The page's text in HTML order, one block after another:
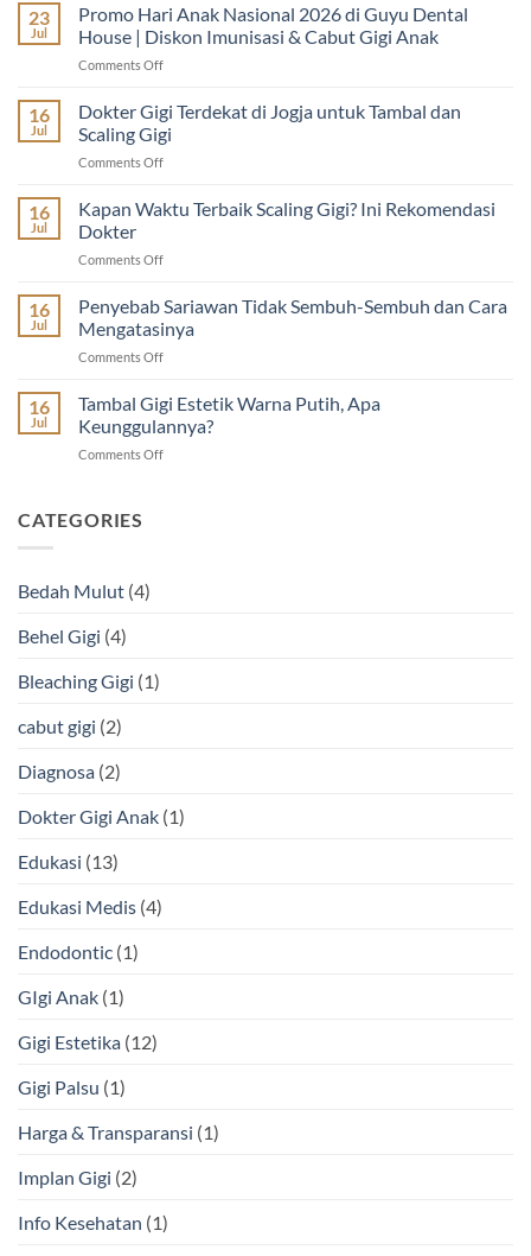
23
Jul
Promo Hari Anak Nasional 2026 di Guyu Dental
House | Diskon Imunisasi & Cabut Gigi Anak
Comments Offon
Hari
Anak
Nasional
2026
Guyu
Imunisasi
&
16
Jul
Dokter Gigi Terdekat di Jogja untuk Tambal dan
Scaling Gigi
Comments Offon
Gigi
Terdekat
Jogja
Tambal
dan
Scaling
16
Jul
Kapan Waktu Terbaik Scaling Gigi? Ini Rekomendasi
Dokter
Comments Offon
Waktu
Terbaik
Scaling
Gigi?
Rekomendasi
Dokter
16
Jul
Penyebab Sariawan Tidak Sembuh-Sembuh dan Cara
Mengatasinya
Comments Offon
Sariawan
Tidak
Sembuh-
Sembuh
16
Jul
Tambal Gigi Estetik Warna Putih, Apa
Keunggulannya?
Comments Offon
CATEGORIES
Bedah Mulut (4)
Behel Gigi (4)
Bleaching Gigi (1)
cabut gigi (2)
Diagnosa (2)
Dokter Gigi Anak (1)
Edukasi (13)
Edukasi Medis (4)
Endodontic (1)
GIgi Anak (1)
Gigi Estetika (12)
Gigi Palsu (1)
Harga & Transparansi (1)
Implan Gigi (2)
Info Kesehatan (1)